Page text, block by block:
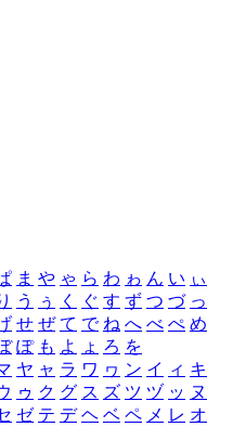
ま や ゃ ら わ ゎ ん い ぃ
う ぅ く ぐ す ず つ づ っ
せ ぜ て で ね へ べ ぺ め
ぽ も よ ょ ろ を
ヤ ャ ラ ワ ヮ ン イ ィ キ
ゥ ク グ ス ズ ツ ヅ ッ ヌ
ゼ テ デ ヘ ベ ペ メ レ オ